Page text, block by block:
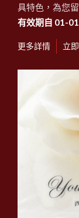
具特色，為您
有效期自 01-
更多詳情 立